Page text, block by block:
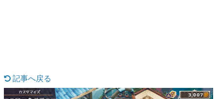
なんでゲームは面白い？
記事へ戻る